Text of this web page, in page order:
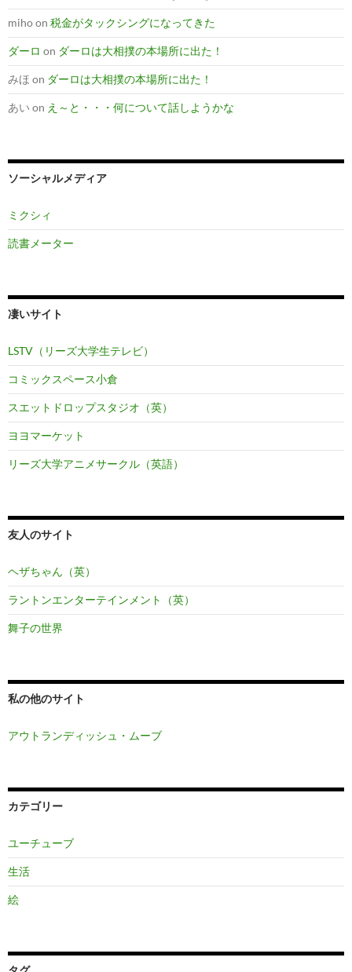
mihoon 税金がタックシングになってきた
ダーロ on ダーロは大相撲の本場所に出た！
みほ on ダーロは大相撲の本場所に出た！
あい on え～と・・・何について話しようかな
ソーシャルメディア
ミクシィ
読書メーター
凄いサイト
LSTV（リーズ大学生テレビ）
コミックスペース小倉
スエットドロップスタジオ（英）
ヨヨマーケット
リーズ大学アニメサークル（英語）
友人のサイト
ヘザちゃん（英）
ラントンエンターテインメント（英）
舞子の世界
私の他のサイト
アウトランディッシュ・ムーブ
カテゴリー
ユーチューブ
生活
絵